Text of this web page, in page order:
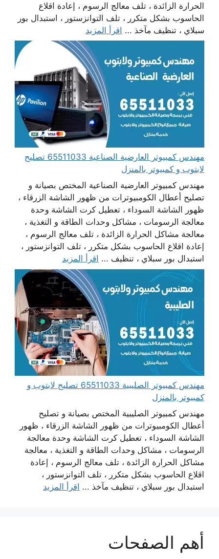
الحرارة الزائدة ، تلف معالج الرسوم ، إعادة اقلاع
الحاسوب بشكل متكرر ، تلف التوانزستور ، استبدال بور
سبلاي ، تنظيف مآخذ ... اقرأ المزيد
مهندس كمبيوتر العارضية الصناعية 65511033 تصليح
لابتوب و كمبيوتر بالمنزل
مهندس كمبيوتر العارضية الصناعية المختص بصيانة و
تصليح أعطال الكومبيوترات من ظهور الشاشة الزرقاء ،
ظهور الشاشة السوداء ، تعطيل كرت الشاشة وحدة
معالجة الرسومات ، مشاكل وحدات الطاقة و التغذية ،
معالجة مشاكل الحرارة الزائدة ، تلف معالج الرسوم ،
إعادة اقلاع الحاسوب بشكل متكرر ، تلف التوانزستور ،
استبدال بور سبلاي ، تنظيف ... اقرأ المزيد
مهندس كمبيوتر الصليبية 65511033 تصليح لابتوب و
كمبيوتر بالمنزل
مهندس كمبيوتر الصليبية المختص بصيانة و تصليح
أعطال الكومبيوترات من ظهور الشاشة الزرقاء ، ظهور
الشاشة السوداء ، تعطيل كرت الشاشة وحدة معالجة
الرسومات ، مشاكل وحدات الطاقة و التغذية ، معالجة
مشاكل الحرارة الزائدة ، تلف معالج الرسوم ، إعادة
اقلاع الحاسوب بشكل متكرر ، تلف التوانزستور ،
استبدال بور سبلاي ، تنظيف مآخذ ... اقرأ المزيد
أهم الصفحات